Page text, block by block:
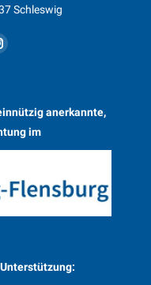
Schleswig
anerkannte,
im